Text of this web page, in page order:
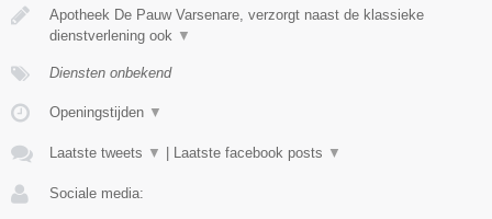
Apotheek De Pauw Varsenare, verzorgt naast de klassieke
dienstverlening ook ▼
Diensten onbekend
Openingstijden ▼
Laatste tweets ▼ Laatste facebook posts ▼
Sociale media: